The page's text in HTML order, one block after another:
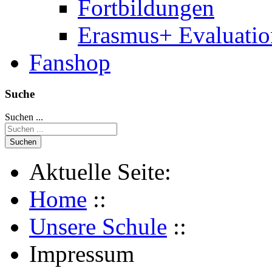
Fortbildungen
Erasmus+
Fanshop
Suche
Suchen ...
Suchen
Aktuelle Seite:
Home ::
Unsere Schule ::
Impressum